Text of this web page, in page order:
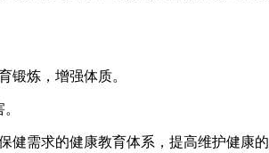
锻炼，增强体质。
需求的健康教育体系，提高维护健康